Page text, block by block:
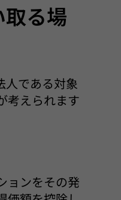
る場
人である対象
考えられます
ョンをその発